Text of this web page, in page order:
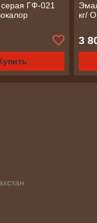
серая ГФ-021
кг/
3